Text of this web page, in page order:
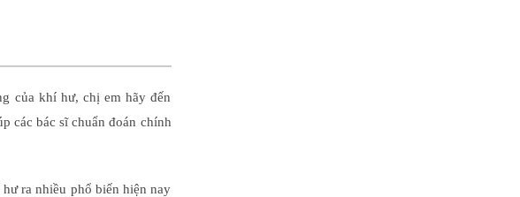
của khí hư, chị em hãy đến
các bác sĩ chuẩn đoán chính
ra nhiều phổ biến hiện nay